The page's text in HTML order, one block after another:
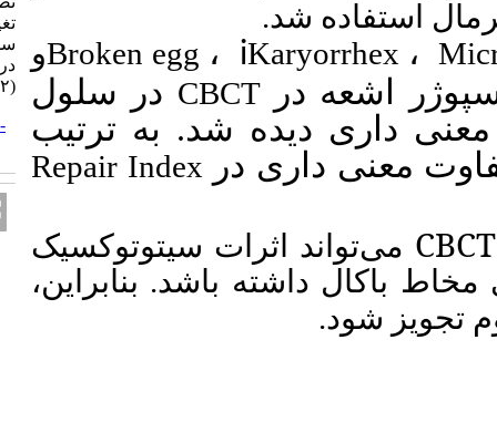
i،Broken eggو
در سلول
شد. به ترتیب
درRepair Index
سیتوتوکسیک
بنابراین،
سلولهای مخاط باکال. مجله تحقیق
در علوم دندانپزشکی. ۱۴۰۳; ۲۱
(۲) :۱۰۷-۱۱۵
http://jrds.ir/article-۱-۱۴۳۳-
fa.html